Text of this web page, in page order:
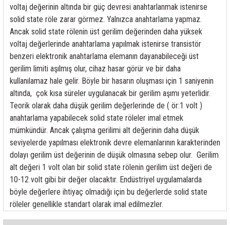
voltaj değerinin altında bir güç devresi anahtarlanmak istenirse
solid state röle zarar görmez. Yalnızca anahtarlama yapmaz.
Ancak solid state rölenin üst gerilim değerinden daha yüksek
voltaj değerlerinde anahtarlama yapılmak istenirse transistör
benzeri elektronik anahtarlama elemanın dayanabileceği üst
gerilim limiti aşılmış olur, cihaz hasar görür ve bir daha
kullanılamaz hale gelir. Böyle bir hasarın oluşması için 1 saniyenin
altında, çok kısa süreler uygulanacak bir gerilim aşımı yeterlidir.
Teorik olarak daha düşük gerilim değerlerinde de ( ör:1 volt )
anahtarlama yapabilecek solid state röleler imal etmek
mümkündür. Ancak çalışma gerilimi alt değerinin daha düşük
seviyelerde yapılması elektronik devre elemanlarının karakterinden
dolayı gerilim üst değerinin de düşük olmasına sebep olur. Gerilim
alt değeri 1 volt olan bir solid state rölenin gerilim üst değeri de
10-12 volt gibi bir değer olacaktır. Endüstriyel uygulamalarda
böyle değerlere ihtiyaç olmadığı için bu değerlerde solid state
röleler genellikle standart olarak imal edilmezler.